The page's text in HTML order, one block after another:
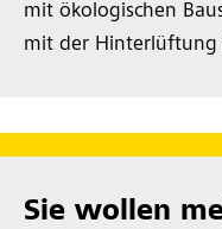
mit ökologischen
mit der Hinterlüftung
Sie wollen